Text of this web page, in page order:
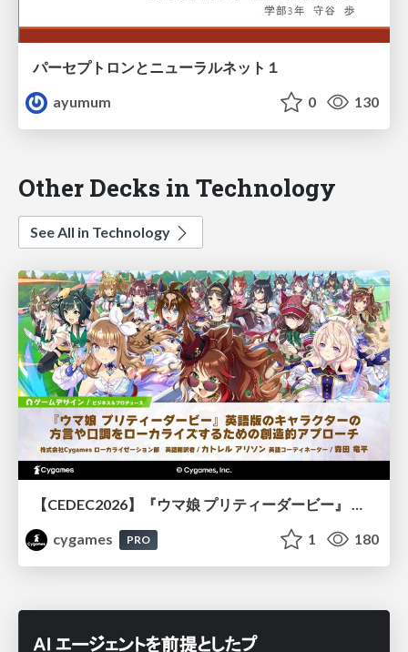
パーセプトロンとニューラルネット１
ayumum
0 130
Other Decks in Technology
See All in Technology
cygames
PRO 1 180